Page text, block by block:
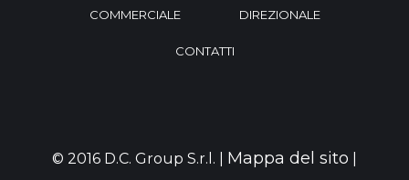
COMMERCIALE DIREZIONALE
CONTATTI
© 2016 D.C. Group S.r.l. | Mappa del sito